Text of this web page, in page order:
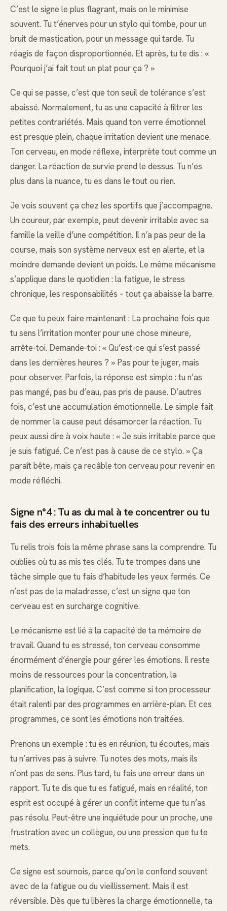
C’est le signe le plus flagrant, mais on le minimise
souvent. Tu t’énerves pour un stylo qui tombe, pour un
bruit de mastication, pour un message qui tarde. Tu
réagis de façon disproportionnée. Et après, tu te dis : «
Pourquoi j’ai fait tout un plat pour ça ? »
Ce qui se passe, c’est que ton seuil de tolérance s’est
abaissé. Normalement, tu as une capacité à filtrer les
petites contrariétés. Mais quand ton verre émotionnel
est presque plein, chaque irritation devient une menace.
Ton cerveau, en mode réflexe, interprète tout comme un
danger. La réaction de survie prend le dessus. Tu n’es
plus dans la nuance, tu es dans le tout ou rien.
Je vois souvent ça chez les sportifs que j’accompagne.
Un coureur, par exemple, peut devenir irritable avec sa
famille la veille d’une compétition. Il n’a pas peur de la
course, mais son système nerveux est en alerte, et la
moindre demande devient un poids. Le même mécanisme
s’applique dans le quotidien : la fatigue, le stress
chronique, les responsabilités – tout ça abaisse la barre.
Ce que tu peux faire maintenant : La prochaine fois que
tu sens l’irritation monter pour une chose mineure,
arrête-toi. Demande-toi : « Qu’est-ce qui s’est passé
dans les dernières heures ? » Pas pour te juger, mais
pour observer. Parfois, la réponse est simple : tu n’as
pas mangé, pas bu d’eau, pas pris de pause. D’autres
fois, c’est une accumulation émotionnelle. Le simple fait
de nommer la cause peut désamorcer la réaction. Tu
peux aussi dire à voix haute : « Je suis irritable parce que
je suis fatigué. Ce n’est pas à cause de ce stylo. » Ça
paraît bête, mais ça recâble ton cerveau pour revenir en
mode réfléchi.
Signe n°4 : Tu as du mal à te concentrer ou tu
fais des erreurs inhabituelles
Tu relis trois fois la même phrase sans la comprendre. Tu
oublies où tu as mis tes clés. Tu te trompes dans une
tâche simple que tu fais d’habitude les yeux fermés. Ce
n’est pas de la maladresse, c’est un signe que ton
cerveau est en surcharge cognitive.
Le mécanisme est lié à la capacité de ta mémoire de
travail. Quand tu es stressé, ton cerveau consomme
énormément d’énergie pour gérer les émotions. Il reste
moins de ressources pour la concentration, la
planification, la logique. C’est comme si ton processeur
était ralenti par des programmes en arrière-plan. Et ces
programmes, ce sont les émotions non traitées.
Prenons un exemple : tu es en réunion, tu écoutes, mais
tu n’arrives pas à suivre. Tu notes des mots, mais ils
n’ont pas de sens. Plus tard, tu fais une erreur dans un
rapport. Tu te dis que tu es fatigué, mais en réalité, ton
esprit est occupé à gérer un conflit interne que tu n’as
pas résolu. Peut-être une inquiétude pour un proche, une
frustration avec un collègue, ou une pression que tu te
mets.
Ce signe est sournois, parce qu’on le confond souvent
avec de la fatigue ou du vieillissement. Mais il est
réversible. Dès que tu libères la charge émotionnelle, ta